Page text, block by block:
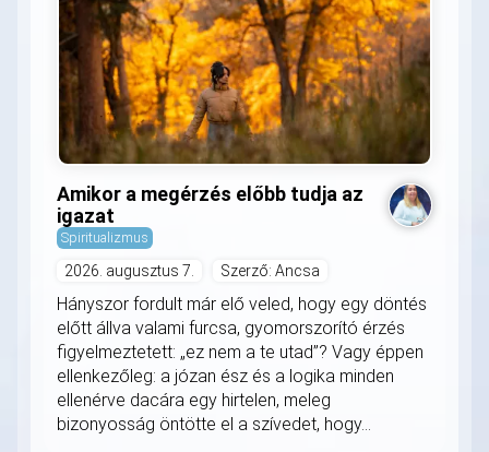
Amikor a megérzés előbb tudja az
igazat
Spiritualizmus
2026. augusztus 7. Szerző: Ancsa
Hányszor fordult már elő veled, hogy egy döntés
előtt állva valami furcsa, gyomorszorító érzés
figyelmeztetett: „ez nem a te utad”? Vagy éppen
ellenkezőleg: a józan ész és a logika minden
ellenérve dacára egy hirtelen, meleg
bizonyosság öntötte el a szívedet, hogy...